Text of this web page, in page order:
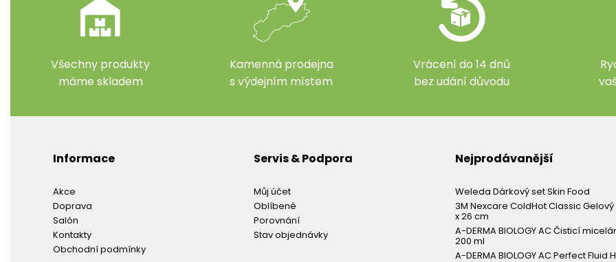
Všechny produkty
máme skladem
Kamenná prodejna
s výdejním místem
Vrácení do 14 dnů
bez udání důvodu
Informace
Akce
Doprava
Salón
Kontakty
Obchodní podmínky
Servis & Podpora
Můj účet
Oblíbené
Porovnání
Stav objednávky
Nejprodávanější
Weleda Dárkový set Skin Food
3M Nexcare ColdHot Classic Gelový
x 26 cm
A-DERMA BIOLOGY AC Čisticí
200 ml
A-DERMA BIOLOGY AC Perfect Fluid